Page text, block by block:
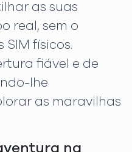
as suas
real, sem o
físicos.
fiável e de
lhe
as maravilhas
na